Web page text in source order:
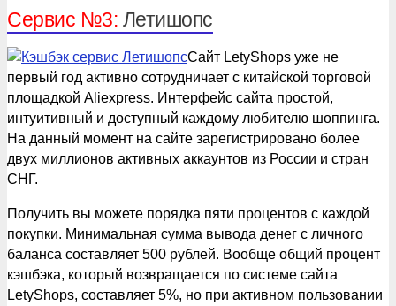
Сервис №3: Летишопс
Сайт LetyShops уже не
первый год активно сотрудничает с китайской торговой
площадкой Aliexpress. Интерфейс сайта простой,
интуитивный и доступный каждому любителю шоппинга.
На данный момент на сайте зарегистрировано более
двух миллионов активных аккаунтов из России и стран
СНГ.
Получить вы можете порядка пяти процентов с каждой
покупки. Минимальная сумма вывода денег с личного
баланса составляет 500 рублей. Вообще общий процент
кэшбэка, который возвращается по системе сайта
LetyShops, составляет 5%, но при активном пользовании